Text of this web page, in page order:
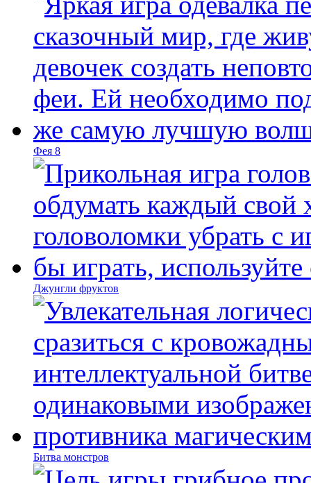
Фея 8
Джунгли фруктов
Битва монстров